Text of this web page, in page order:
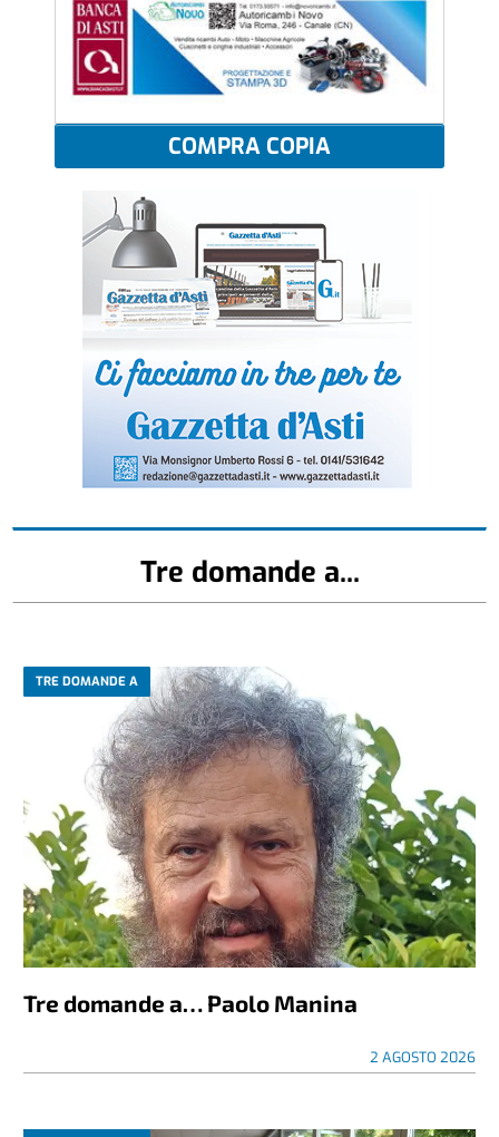
COMPRA COPIA
Tre domande a...
TRE DOMANDE A
Tre domande a… Paolo Manina
2 AGOSTO 2026